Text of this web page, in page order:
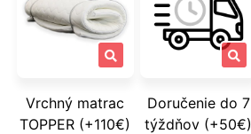
Vrchný matrac
TOPPER (+110€)
Doručenie do 7
týždňov (+50€)